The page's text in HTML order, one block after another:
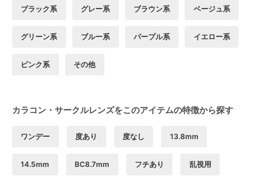
ブラック系 グレー系 ブラウン系 ベージュ系
グリーン系 ブルー系 パープル系 イエロー系
ピンク系 その他
カラコン・サークルレンズをこのアイテムの特徴から探す
ワンデー 度あり 度なし 13.8mm
14.5mm BC8.7mm フチあり 乱視用